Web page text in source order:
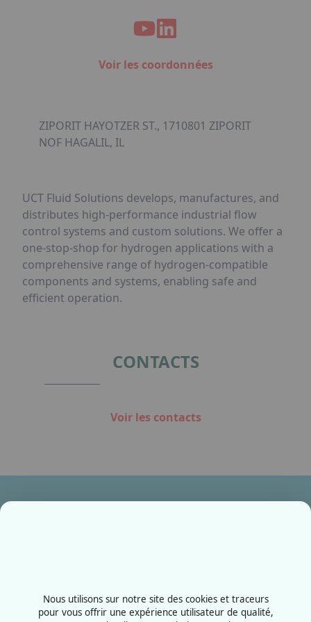
Voir les coordonnées
ZIPORIT HAYOTZER ST., 1710801 ZIPORIT
NOF HAGALIL, IL
UCT Fluid Solutions develops, manufactures, and
distributes high-performance industrial flow
control systems and custom solutions. We offer a
one-stop-shop for hydrogen applications with a
comprehensive range of hydrogen-compatible
components and systems, enabling safe and
efficient operation.
CONTACTS
Voir les contacts
Rue de la Grange aux bois
Nous utilisons sur notre site des cookies et traceurs
pour vous offrir une expérience utilisateur de qualité,